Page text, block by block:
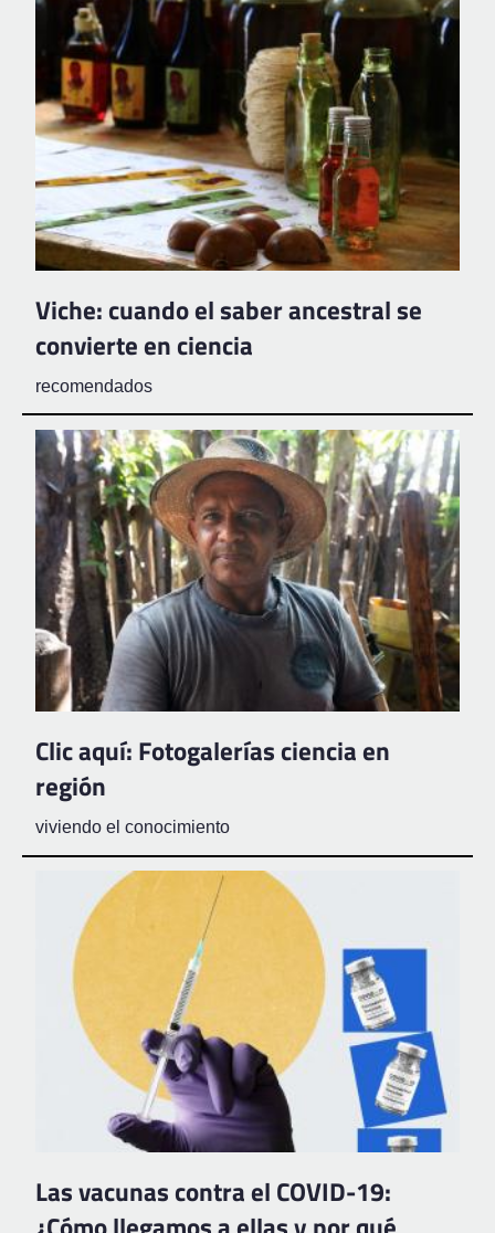
Viche: cuando el saber ancestral se
convierte en ciencia
recomendados
Clic aquí: Fotogalerías ciencia en
región
viviendo el conocimiento
Las vacunas contra el COVID-19: